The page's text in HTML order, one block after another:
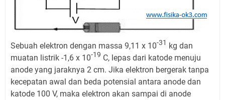
Sebuah elektron dengan massa 9,11 x 10-31 kg dan
muatan listrik -1,6 x 10-19 C, lepas dari katode menuju
anode yang jaraknya 2 cm. Jika elektron bergerak tanpa
kecepatan awal dan beda potensial antara anode dan
katode 100 V, maka elektron akan sampai di anode